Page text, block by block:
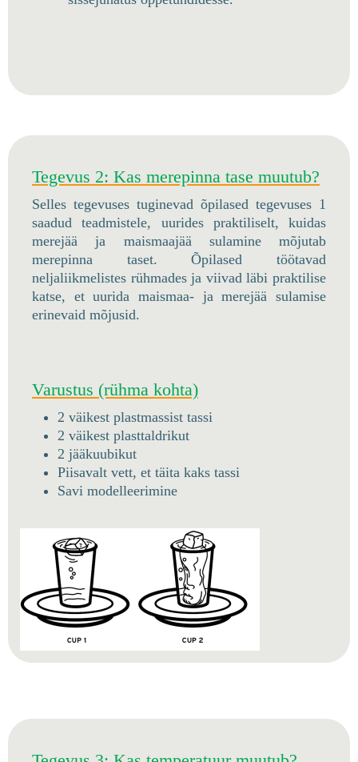
Tegevus 2: Kas merepinna tase muutub?
Selles tegevuses tuginevad õpilased tegevuses 1
saadud teadmistele, uurides praktiliselt, kuidas
merejää ja maismaajää sulamine mõjutab
merepinna taset. Õpilased töötavad
neljaliikmelistes rühmades ja viivad läbi praktilise
katse, et uurida maismaa- ja merejää sulamise
erinevaid mõjusid.
Varustus (rühma kohta)
2 väikest plastmassist tassi
2 väikest plasttaldrikut
2 jääkuubikut
Piisavalt vett, et täita kaks tassi
Savi modelleerimine